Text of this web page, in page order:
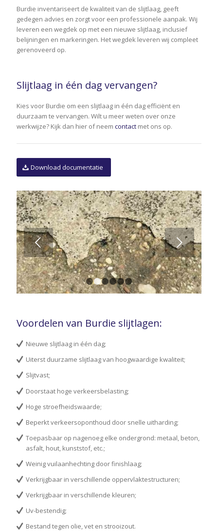
Burdie inventariseert de kwaliteit van de slijtlaag, geeft
gedegen advies en zorgt voor een professionele aanpak. Wij
leveren een wegdek op met een nieuwe slijtlaag, inclusief
belijningen en markeringen. Het wegdek leveren wij compleet
gerenoveerd op.
Slijtlaag in één dag vervangen?
Kies voor Burdie om een slijtlaag in één dag efficiënt en
duurzaam te vervangen. Wilt u meer weten over onze
werkwijze? Kijk dan hier of neem contactmet ons op.
Download documentatie
Volgende
1 2 3 4 5 6
Voordelen van Burdie slijtlagen:
Nieuwe slijtlaag in één dag;
Uiterst duurzame slijtlaag van hoogwaardige kwaliteit;
Slijtvast;
Doorstaat hoge verkeersbelasting;
Hoge stroefheidswaarde;
Beperkt verkeersoponthoud door snelle uitharding;
Toepasbaar op nagenoeg elke ondergrond: metaal, beton,
asfalt, hout, kunststof, etc.;
Weinig vuilaanhechting door finishlaag;
Verkrijgbaar in verschillende oppervlaktestructuren;
Verkrijgbaar in verschillende kleuren;
Uv-bestendig;
Bestand tegen olie, vet en strooizout.